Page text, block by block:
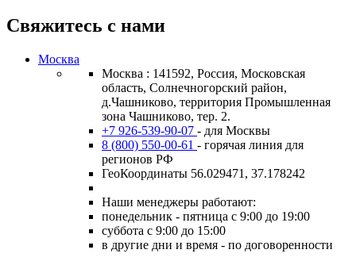
Свяжитесь с нами
Москва
Москва : 141592, Россия, Московская
область, Солнечногорский район,
д.Чашниково, территория Промышленная
зона Чашниково, тер. 2.
+7 926-539-90-07 - для Москвы
8 (800) 550-00-61 - горячая линия для
регионов РФ
ГеоКоординаты 56.029471, 37.178242
Наши менеджеры работают:
понедельник - пятница с 9:00 до 19:00
суббота с 9:00 до 15:00
в другие дни и время - по договоренности